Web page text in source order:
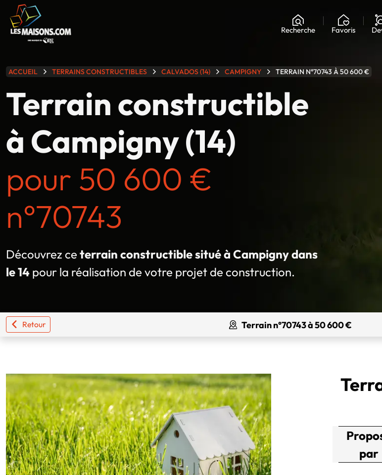
Recherche Favoris
gamme
ACCUEIL TERRAINS CONSTRUCTIBLES CALVADOS (14) CAMPIGNY TERRAIN N°70743 À 50 600 €
Terrain constructible
à Campigny (14)
pour 50 600 €
n°70743
Découvrez ce terrain constructible situé à Campigny dans
le 14 pour la réalisation de votre projet de construction.
Retour Terrain n°70743 à 50 600 €
par